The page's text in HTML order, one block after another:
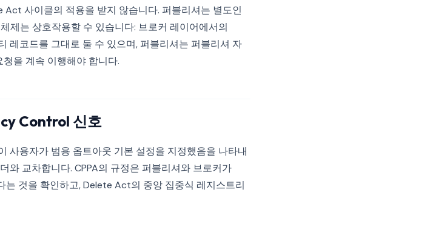
사이클의 적용을 받지 않습니다. 퍼블리셔는 별도인
제는 상호작용할 수 있습니다: 브로커 레이어에서의
레코드를 그대로 둘 수 있으며, 퍼블리셔는 퍼블리셔 자
을 계속 이행해야 합니다.
Control 신호
사용자가 범용 옵트아웃 기본 설정을 지정했음을 나타내
와 교차합니다. CPPA의 규정은 퍼블리셔와 브로커가
는 것을 확인하고, Delete Act의 중앙 집중식 레지스트리